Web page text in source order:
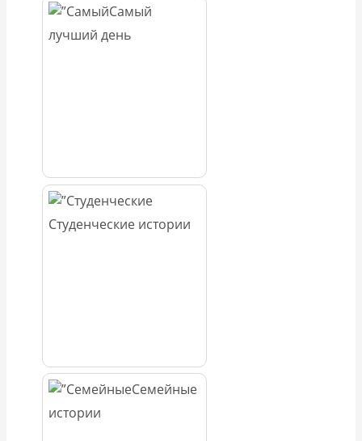
Самый
лучший день
Студенческие истории
Семейные
истории